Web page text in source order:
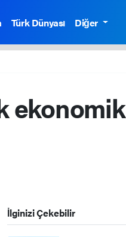
Türk Dünyası Diğer
ekonomik
İlginizi Çekebilir